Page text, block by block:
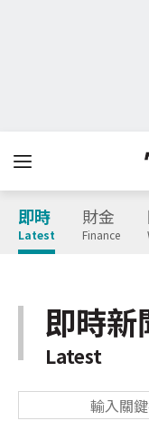
即時
Latest
財金
Finance
即時新
Latest